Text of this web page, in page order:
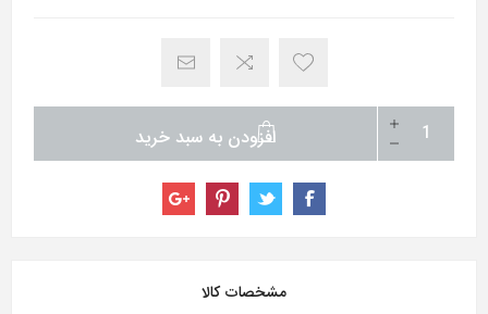
افزودن به سبد خرید
مشخصات کالا